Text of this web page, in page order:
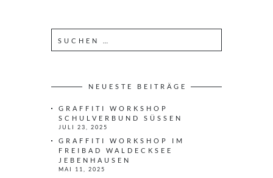
e
n
NEUESTE BEITRÄGE
GRAFFITI WORKSHOP
SCHULVERBUND SÜSSEN
JULI 23, 2025
GRAFFITI WORKSHOP IM
FREIBAD WALDECKSEE
JEBENHAUSEN
MAI 11, 2025